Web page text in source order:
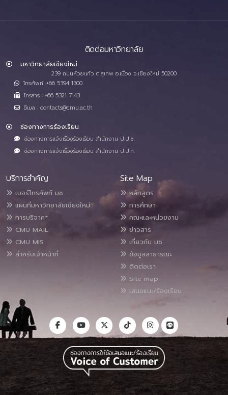
ติดต่อมหาวิทยาลัย
มหาวิทยาลัยเชียงใหม่
239 ถนนห้วยแก้ว ต.สุเทพ อ.เมือง จ.เชียงใหม่ 50200
โทรศัพท์ :+66 5394 1300
โทรสาร : +66 5321 7143
อีเมล : contacts@cmu.ac.th
ช่องทางการร้องเรียน
ช่องทางการแจ้งเรื่องร้องเรียน สำนักงาน ป.ป.ช.
ช่องทางการแจ้งเรื่องร้องเรียน สำนักงาน ป.ป.ท.
บริการสำคัญ
เบอร์โทรศัพท์ มช.
แผนที่มหาวิทยาลัยเชียงใหม่
การบริจาค*
CMU MAIL
CMU MIS
สำหรับเจ้าหน้าที่
Site Map
หลักสูตร
การศึกษา
คณะและหน่วยงาน
ข่าวสาร
เกี่ยวกับ มช.
ข้อมูลสาธารณะ
ติดต่อเรา
Site map
เสนอแนะ/ร้องเรียน